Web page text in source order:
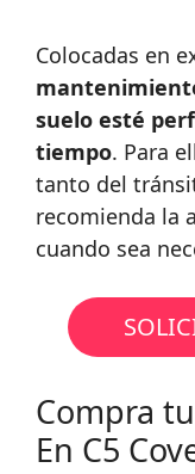
Colocadas en
suelo esté
tiempo. Para
tanto del
recomienda la
cuando sea
Compra
En C5